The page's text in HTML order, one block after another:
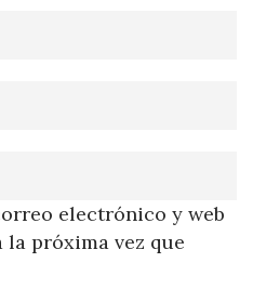
electrónico y web
la próxima vez que